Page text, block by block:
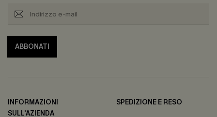
ABBONATI
INFORMAZIONI
SULL'AZIENDA
SPEDIZIONE E RESO